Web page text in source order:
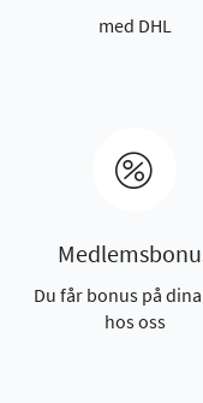
med DHL
Du får bonus på
hos oss